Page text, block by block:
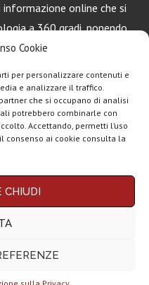
Cookie
per personalizzare contenuti e
e analizzare il traffico.
che si occupano di analisi
potrebbero combinarle con
Accettando, permetti l’uso
consenso ai cookie consulta la
CHIUDI
online che si
a 360 gradi, ponendo
Android, Apple e
Privacy policy
in quanto viene aggiornato
eroga ai siti una commissione
dagli acquisti idonei.